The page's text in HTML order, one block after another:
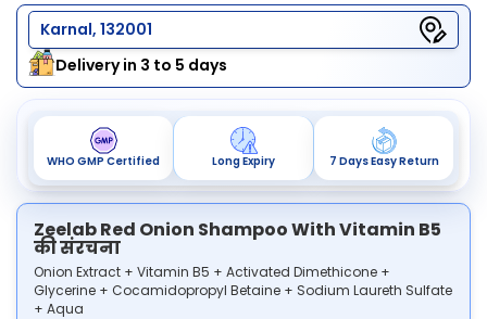
Karnal, 132001
Delivery in 3 to 5 days
WHO GMP Certified Long Expiry 7 Days Easy Return
Zeelab Red Onion Shampoo With Vitamin B5
की संरचना
Onion Extract + Vitamin B5 + Activated Dimethicone +
Glycerine + Cocamidopropyl Betaine + Sodium Laureth Sulfate
+ Aqua